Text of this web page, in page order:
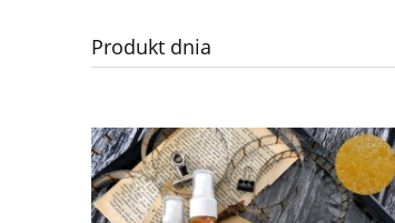
Produkt dnia